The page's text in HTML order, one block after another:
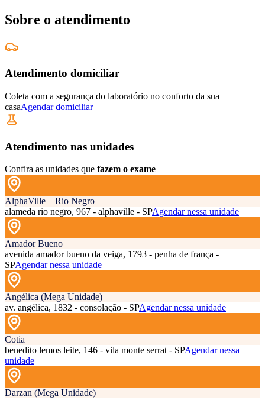
Sobre o atendimento
Atendimento domiciliar
Coleta com a segurança do laboratório no conforto da sua
casaAgendar domiciliar
Atendimento nas unidades
Confira as unidades que fazem o exame
AlphaVille – Rio Negro
alameda rio negro, 967 - alphaville - SPAgendar nessa unidade
Amador Bueno
avenida amador bueno da veiga, 1793 - penha de frança -
SPAgendar nessa unidade
Angélica (Mega Unidade)
av. angélica, 1832 - consolação - SPAgendar nessa unidade
Cotia
benedito lemos leite, 146 - vila monte serrat - SPAgendar nessa
unidade
Darzan (Mega Unidade)